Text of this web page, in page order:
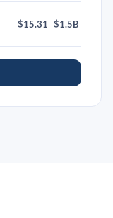
$15.31 $1.5B